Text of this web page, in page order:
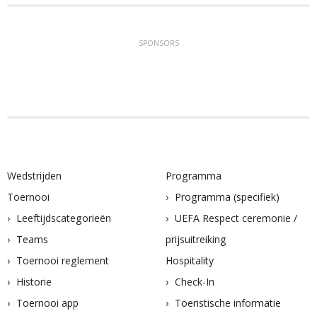
SPONSORS
Wedstrijden
Toernooi
Leeftijdscategorieën
Teams
Toernooi reglement
Historie
Toernooi app
Programma
Programma (specifiek)
UEFA Respect ceremonie /
prijsuitreiking
Hospitality
Check-In
Toeristische informatie